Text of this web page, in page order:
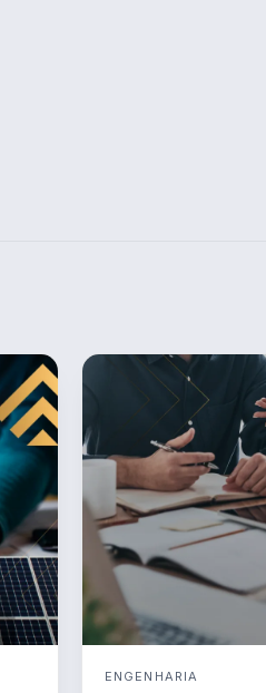
ENGENHARIA